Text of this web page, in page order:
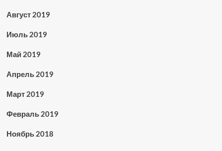
Август 2019
Июль 2019
Май 2019
Апрель 2019
Март 2019
Февраль 2019
Ноябрь 2018